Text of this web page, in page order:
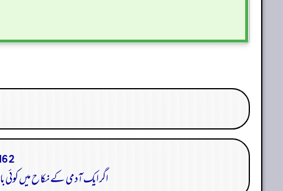
162. ما قالوا في الرجل تحته الأمة
اگر ایک آدمی کے نکاح میں